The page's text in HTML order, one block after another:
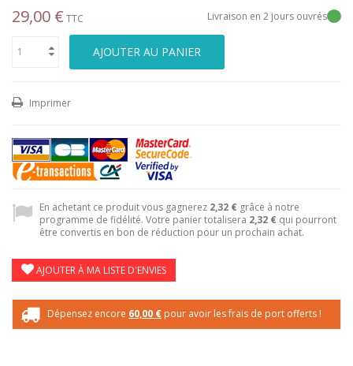
29,00 € TTC Livraison en 2 jours ouvrés
AJOUTER AU PANIER
Imprimer
En achetant ce produit vous gagnerez 2,32 € grâce à notre
programme de fidélité. Votre panier totalisera 2,32 € qui pourront
être convertis en bon de réduction pour un prochain achat.
AJOUTER À MA LISTE D'ENVIES
Dépensez encore 60,00 € pour avoir les frais de port offerts !